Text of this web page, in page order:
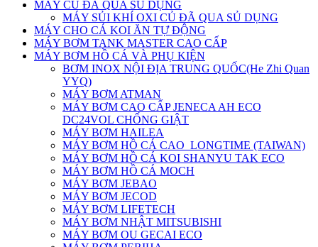
MÁY CỦ ĐÃ QUA SỦ DỤNG
MÁY SỦI KHÍ OXI CỦ ĐÃ QUA SỦ DỤNG
MÁY CHO CÁ KOI ĂN TỰ ĐỘNG
MÁY BƠM TANK MASTER CAO CẤP
MÁY BƠM HỒ CÁ VÀ PHỤ KIỆN
BƠM INOX NỘI ĐỊA TRUNG QUỐC(He Zhi Quan
YYQ)
MÁY BƠM ATMAN
MÁY BƠM CAO CẤP JENECA AH ECO
DC24VOL CHỐNG GIẬT
MÁY BƠM HAILEA
MÁY BƠM HỒ CÁ CAO_LONGTIME (TAIWAN)
MÁY BƠM HỒ CÁ KOI SHANYU TAK ECO
MÁY BƠM HỒ CÁ MOCH
MÁY BƠM JEBAO
MÁY BƠM JECOD
MÁY BƠM LIFETECH
MÁY BƠM NHẬT MITSUBISHI
MÁY BƠM OU GECAI ECO